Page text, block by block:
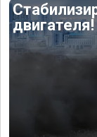
двигателя!